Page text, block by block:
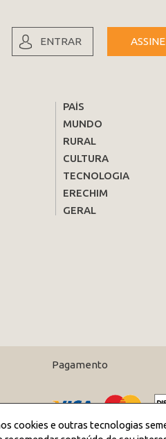
ENTRAR ASSINE
PAÍS
MUNDO
RURAL
CULTURA
TECNOLOGIA
ERECHIM
GERAL
Pagamento
cookies e outras tecnologias